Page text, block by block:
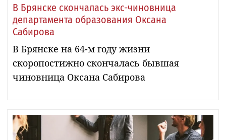
В Брянске скончалась экс-чиновница
департамента образования Оксана
Сабирова
В Брянске на 64-м году жизни
скоропостижно скончалась бывшая
чиновница Оксана Сабирова